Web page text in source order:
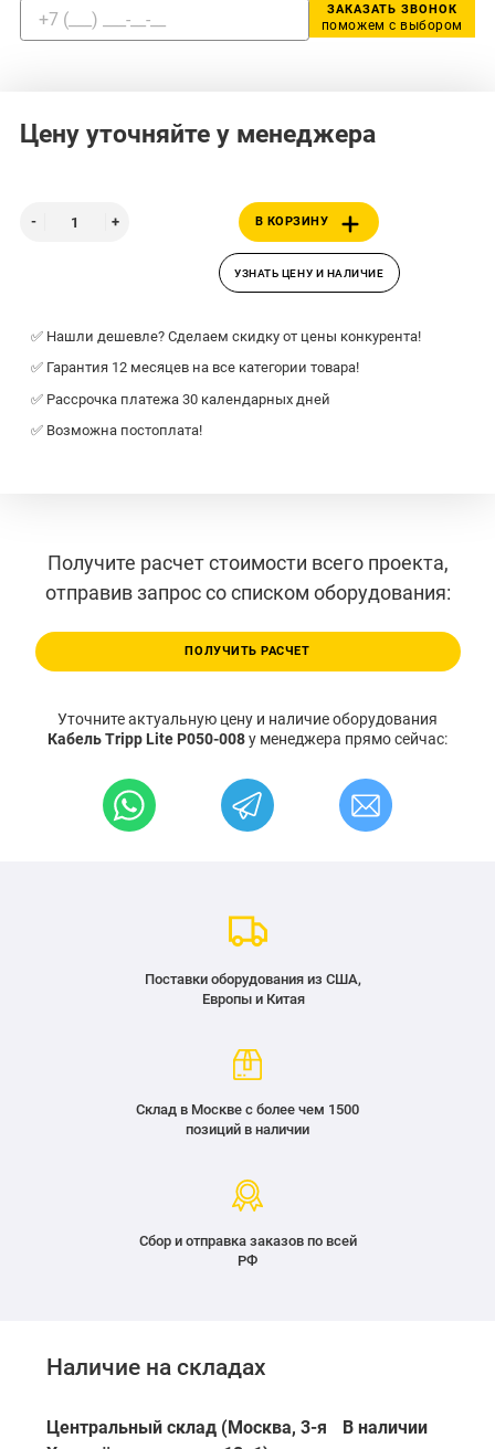
ЗАКАЗАТЬ ЗВОНОК
поможем с выбором
Цену уточняйте у менеджера
В КОРЗИНУ
УЗНАТЬ ЦЕНУ И НАЛИЧИЕ
✅ Нашли дешевле? Сделаем скидку от цены конкурента!
✅ Гарантия 12 месяцев на все категории товара!
✅ Рассрочка платежа 30 календарных дней
✅ Возможна постоплата!
Получите расчет стоимости всего проекта,
отправив запрос со списком оборудования:
ПОЛУЧИТЬ РАСЧЕТ
Уточните актуальную цену и наличие оборудования
Кабель Tripp Lite P050-008у менеджера прямо сейчас:
Поставки оборудования из США,
Европы и Китая
Склад в Москве с более чем 1500
позиций в наличии
Сбор и отправка заказов по всей
РФ
Наличие на складах
Центральный склад (Москва, 3-я
В наличии